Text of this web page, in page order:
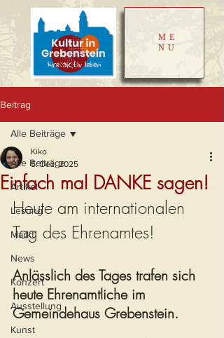
ME
NU
Beitrag
Alle Beiträge
Artikel
Lesung
Markt
News
Konzert
Ausstellung
Kunst
Alle Beiträge
Einfach mal DANKE sagen!
Kiko
5. Dez. 2025
Heute am internationalen
Tag des Ehrenamtes!
Anlässlich des Tages trafen sich
heute Ehrenamtliche im
Gemeindehaus Grebenstein.